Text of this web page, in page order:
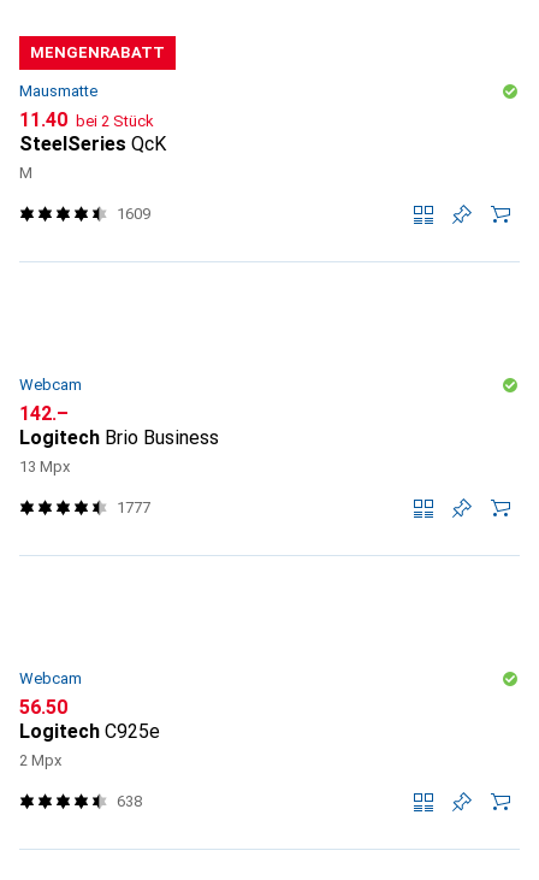
MENGENRABATT
Mausmatte
CHF
11.40 bei 2 Stück
SteelSeries QcK
M
1609
Webcam
CHF
142.–
Logitech Brio Business
13 Mpx
1777
Webcam
CHF
56.50
Logitech C925e
2 Mpx
638